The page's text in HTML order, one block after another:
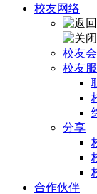
校友网络
校友会
校友
分享
合作伙伴